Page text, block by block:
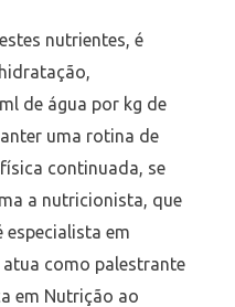
nutrientes, é
de água por kg de
uma rotina de
continuada, se
a nutricionista, que
especialista em
como palestrante
em Nutrição ao